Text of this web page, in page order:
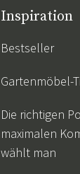
Inspiration
Bestseller
Gartenmöbel-
Die richtigen
maximalen
wählt man